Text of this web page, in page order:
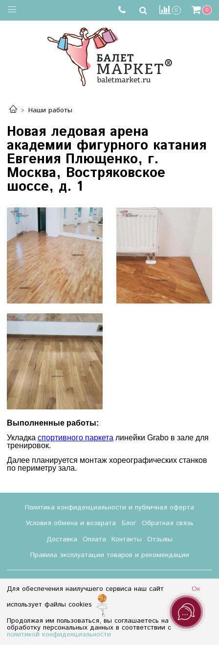
0 0
Наши работы
Новая ледовая арена
академии фигурного катания
Евгения Плющенко, г.
Москва, Востряковское
шоссе, д. 1
Выполненные работы:
Укладка спортивного паркета линейки Grabo в зале для
тренировок.
Далее планируется монтаж хореографических станков
по периметру зала.
Политика конфиденциальности и публичная оферта
Условия обмена и возврата
Блог Обратная связь
Доставка Оплата Контакты
Отзывы
Правила эксплуатации товаров и рекомендации
8 (800) 350-55-18
Info@baletmarket.ru
Для обеспечения наилучшего сервиса наш сайт
использует файлы cookies
Продолжая им пользоваться, вы соглашаетесь на
обработку персональных данных в соответствии с
политикой конфиденциальности
Ок